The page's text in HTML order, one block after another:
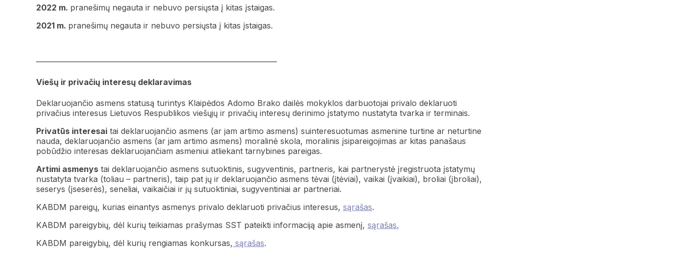
2022 m. pranešimų negauta ir nebuvo persiųsta į kitas įstaigas.
2021 m. pranešimų negauta ir nebuvo persiųsta į kitas įstaigas.
——————————————————————————————
Viešų ir privačių interesų deklaravimas
Deklaruojančio asmens statusą turintys Klaipėdos Adomo Brako dailės mokyklos darbuotojai privalo deklaruoti
privačius interesus Lietuvos Respublikos viešųjų ir privačių interesų derinimo įstatymo nustatyta tvarka ir terminais.
Privatūs interesai tai deklaruojančio asmens (ar jam artimo asmens) suinteresuotumas asmenine turtine ar neturtine
nauda, deklaruojančio asmens (ar jam artimo asmens) moralinė skola, moralinis įsipareigojimas ar kitas panašaus
pobūdžio interesas deklaruojančiam asmeniui atliekant tarnybines pareigas.
Artimi asmenys tai deklaruojančio asmens sutuoktinis, sugyventinis, partneris, kai partnerystė įregistruota įstatymų
nustatyta tvarka (toliau – partneris), taip pat jų ir deklaruojančio asmens tėvai (įtėviai), vaikai (įvaikiai), broliai (įbroliai),
seserys (įseserės), seneliai, vaikaičiai ir jų sutuoktiniai, sugyventiniai ar partneriai.
KABDM pareigų, kurias einantys asmenys privalo deklaruoti privačius interesus, sąrašas.
KABDM pareigybių, dėl kurių teikiamas prašymas SST pateikti informaciją apie asmenį, sąrašas.
KABDM pareigybių, dėl kurių rengiamas konkursas, sąrašas.